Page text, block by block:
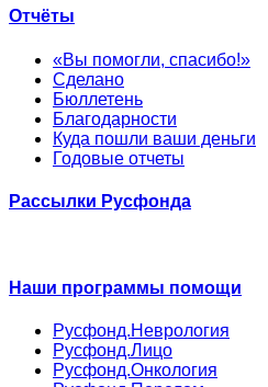
Отчёты
«Вы помогли, спасибо!»
Сделано
Бюллетень
Благодарности
Куда пошли ваши деньги
Годовые отчеты
Рассылки Русфонда
Наши программы помощи
Русфонд.Неврология
Русфонд.Лицо
Русфонд.Онкология